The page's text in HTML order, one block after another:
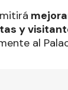
y
al